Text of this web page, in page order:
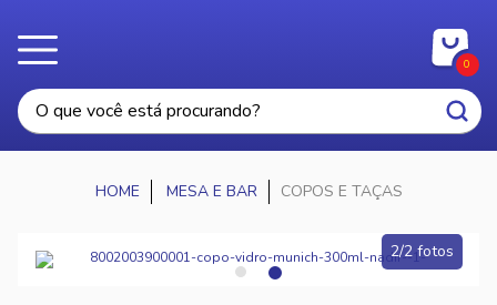
0
MESA E BAR COPOS E TAÇAS
2/2 fotos